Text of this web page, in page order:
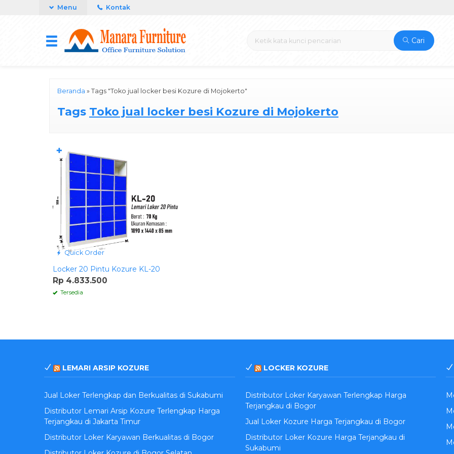
Menu Kontak
Cari
Beranda » Tags "Toko jual locker besi Kozure di Mojokerto"
Tags Toko jual locker besi Kozure di Mojokerto
Quick Order
Locker 20 Pintu Kozure KL-20
Rp 4.833.500
Tersedia
✚
LEMARI ARSIP KOZURE
Jual Loker Terlengkap dan Berkualitas di Sukabumi
Distributor Lemari Arsip Kozure Terlengkap Harga
Terjangkau di Jakarta Timur
Distributor Loker Karyawan Berkualitas di Bogor
LOCKER KOZURE
Distributor Loker Karyawan Terlengkap Harga
Terjangkau di Bogor
Jual Loker Kozure Harga Terjangkau di Bogor
Distributor Loker Kozure Harga Terjangkau di
Sukabumi